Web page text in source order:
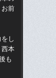
お前
し
西本
も